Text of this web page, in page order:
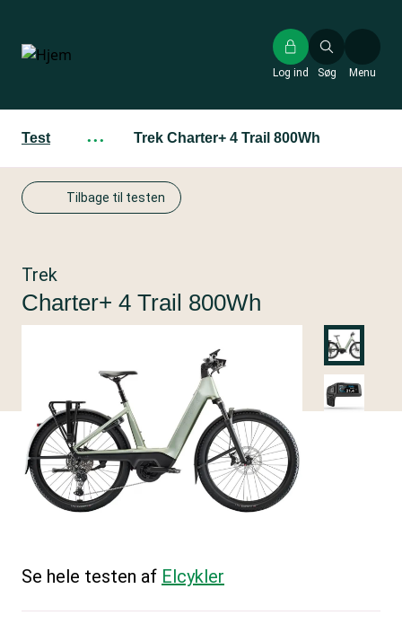
hovedindhold
Søg
Log ind Menu
Test ··· Trek Charter+ 4 Trail 800Wh
Tilbage til testen
Trek
Charter+ 4 Trail 800Wh
Se hele testen af Elcykler